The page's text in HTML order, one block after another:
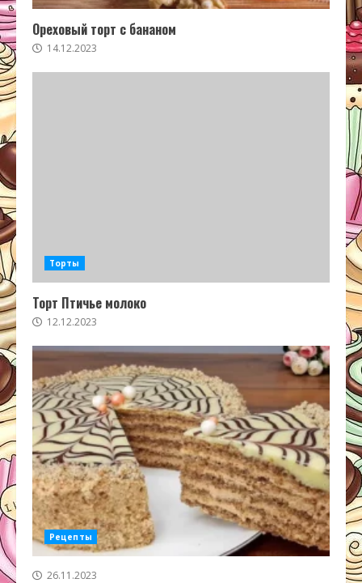
Ореховый торт с бананом
14.12.2023
Торты
Торт Птичье молоко
12.12.2023
Рецепты
26.11.2023